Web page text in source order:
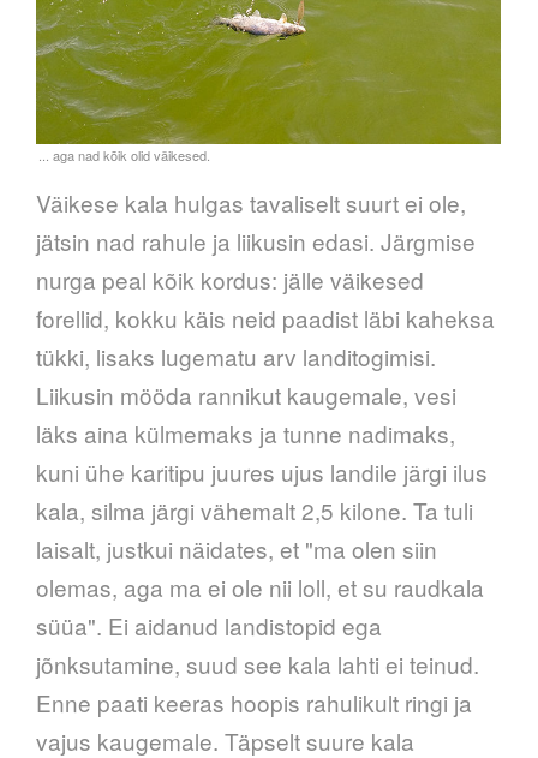
Väikese kala hulgas tavaliselt suurt ei ole,
jätsin nad rahule ja liikusin edasi. Järgmise
nurga peal kõik kordus: jälle väikesed
forellid, kokku käis neid paadist läbi kaheksa
tükki, lisaks lugematu arv landitogimisi.
Liikusin mööda rannikut kaugemale, vesi
läks aina külmemaks ja tunne nadimaks,
kuni ühe karitipu juures ujus landile järgi ilus
kala, silma järgi vähemalt 2,5 kilone. Ta tuli
laisalt, justkui näidates, et "ma olen siin
olemas, aga ma ei ole nii loll, et su raudkala
süüa". Ei aidanud landistopid ega
jõnksutamine, suud see kala lahti ei teinud.
Enne paati keeras hoopis rahulikult ringi ja
vajus kaugemale. Täpselt suure kala